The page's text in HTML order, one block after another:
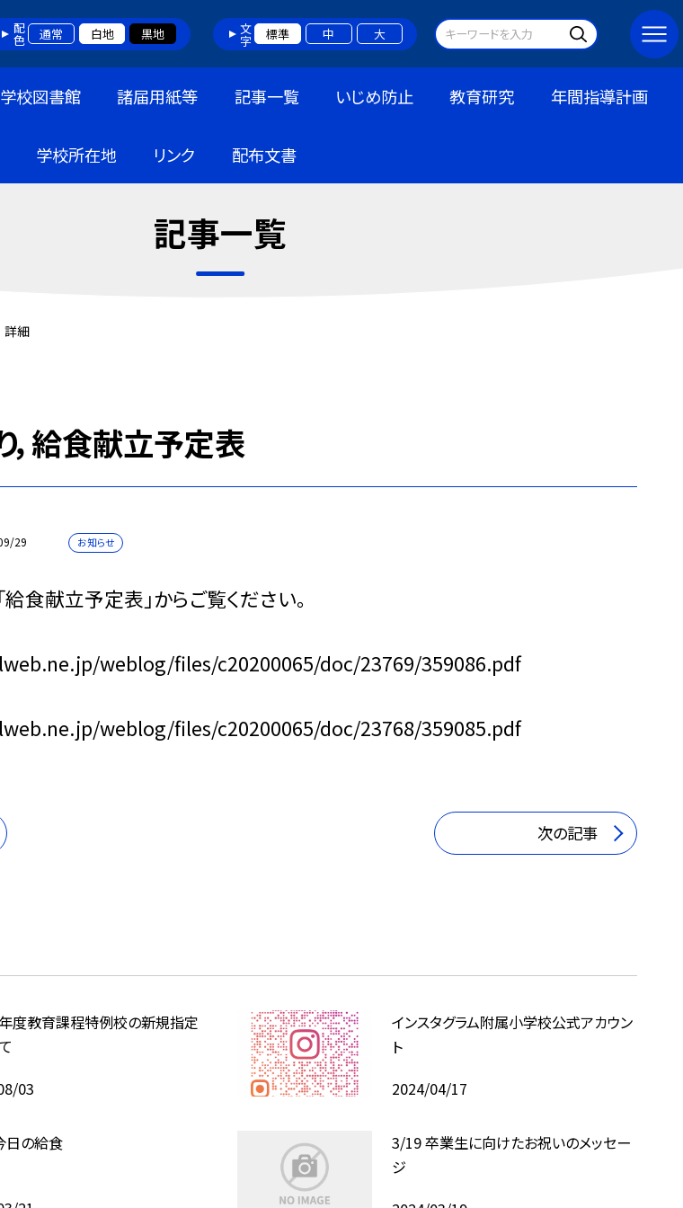
配色 通常 白地 黒地 文字 標準 中 大
学校図書館 諸届用紙等 記事一覧 いじめ防止 教育研究 年間指導計画
学校所在地 リンク 配布文書
記事一覧
詳細
，給食献立予定表
29 お知らせ
給食献立予定表」からご覧ください。
weblog/files/c20200065/doc/23769/359086.pdf
weblog/files/c20200065/doc/23768/359085.pdf
次の記事
度教育課程特例校の新規指定
03
インスタグラム附属小学校公式アカウン
ト
2024/04/17
日の給食
3/19 卒業生に向けたお祝いのメッセー
ジ